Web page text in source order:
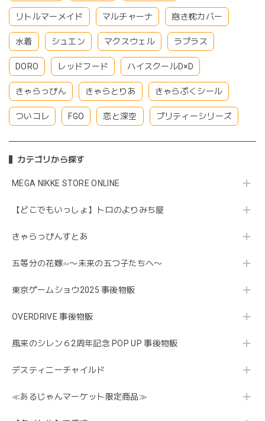
リトルマーメイド マルチャーナ 抱き枕カバー
水着 シュエン マクスウェル ラプラス
DORO レッドフード ハイスクールD×D
きゃらっぴん きゃらとりあ きゃらぷくシール
ついコレ FGO 恋と深空 プリティーシリーズ
カテゴリから探す
MEGA NIKKE STORE ONLINE
【どこでもいっしょ】トロのよりみち屋
きゃらっぴんすとあ
五等分の花嫁∽〜未来の五つ子たちへ〜
東京ゲームショウ2025 事後物販
OVERDRIVE 事後物販
風来のシレン６2周年記念 POP UP 事後物販
デスティニーチャイルド
≪あるじゃんマーケット限定商品≫